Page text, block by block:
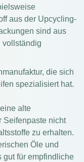
aus der Upcycling-
sind aus
vollständig
die sich
spezialisiert hat.
alte
Seifenpaste nicht
zu erhalten.
Öle und
gut für empfindliche